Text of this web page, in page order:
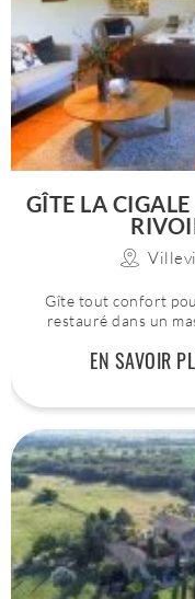
GÎTE LA
Gîte tout confort
restauré dans un
EN SAVOIR